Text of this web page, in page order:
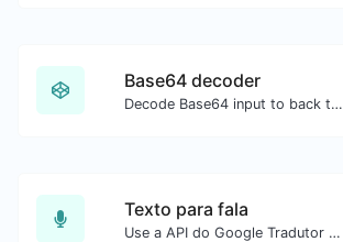
Base64 decoder
Decode Base64 input to back to string.
Texto para fala
Use a API do Google Tradutor para gerar áudio de texto para fala.